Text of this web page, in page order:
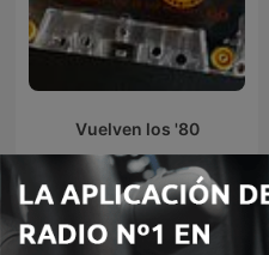
Vuelven los '80